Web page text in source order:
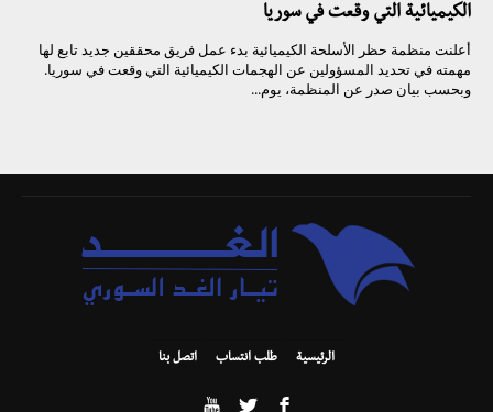
الكيميائية التي وقعت في سوريا
أعلنت منظمة حظر الأسلحة الكيميائية بدء عمل فريق محققين جديد تابع لها
مهمته في تحديد المسؤولين عن الهجمات الكيميائية التي وقعت في سوريا.
وبحسب بيان صدر عن المنظمة، يوم...
الرئيسية طلب انتساب اتصل بنا